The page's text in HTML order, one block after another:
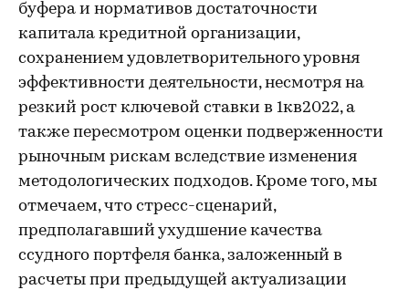
буфера и нормативов достаточности
капитала кредитной организации,
сохранением удовлетворительного уровня
эффективности деятельности, несмотря на
резкий рост ключевой ставки в 1кв2022, а
также пересмотром оценки подверженности
рыночным рискам вследствие изменения
методологических подходов. Кроме того, мы
отмечаем, что стресс-сценарий,
предполагавший ухудшение качества
ссудного портфеля банка, заложенный в
расчеты при предыдущей актуализации